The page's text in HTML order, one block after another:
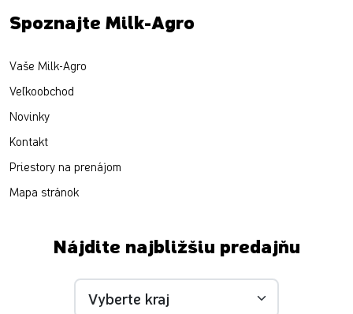
Spoznajte Milk-Agro
Vaše Milk-Agro
Veľkoobchod
Novinky
Kontakt
Priestory na prenájom
Mapa stránok
Nájdite najbližšiu predajňu